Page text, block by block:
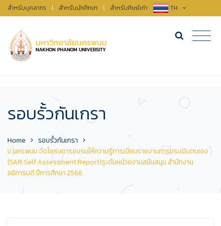
สำหรับบุคลากร | สำหรับนักศึกษา | สำหรับศิษย์เก่า TH
รอบรั้วกันเกรา
Home
รอบรั้วกันเกรา
ม.นครพนม จัดโครงการอบรมให้ความรู้การเขียนรายงานการประเมินตนเอง
(SAR:Self Assessment Report)ระดับหน่วยงานสนับสนุน สำนักงาน
อธิการบดี ปีการศึกษา 2566